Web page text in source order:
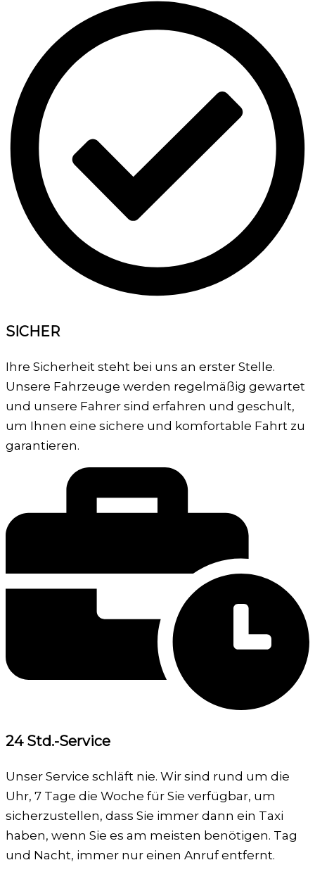
SICHER
Ihre Sicherheit steht bei uns an erster Stelle.
Unsere Fahrzeuge werden regelmäßig gewartet
und unsere Fahrer sind erfahren und geschult,
um Ihnen eine sichere und komfortable Fahrt zu
garantieren.
24 Std.-Service
Unser Service schläft nie. Wir sind rund um die
Uhr, 7 Tage die Woche für Sie verfügbar, um
sicherzustellen, dass Sie immer dann ein Taxi
haben, wenn Sie es am meisten benötigen. Tag
und Nacht, immer nur einen Anruf entfernt.